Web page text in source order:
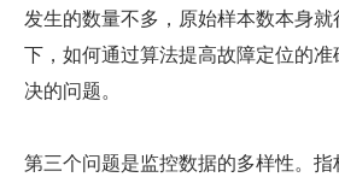
发生的数量不多，原始样本数本身
下，如何通过算法提高故障定位的
决的问题。
第三个问题是监控数据的多样性。指